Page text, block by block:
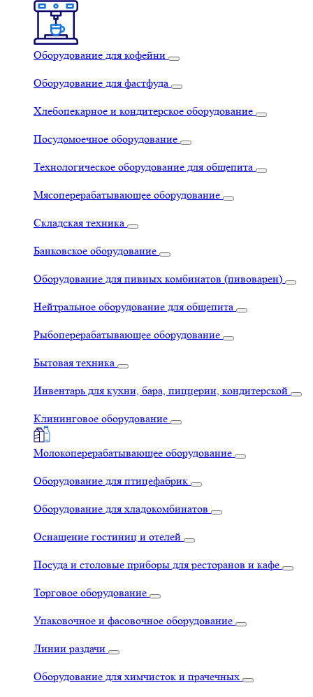
Оборудование для кофейни
Оборудование для фастфуда
Хлебопекарное и кондитерское оборудование
Посудомоечное оборудование
Технологическое оборудование для общепита
Мясоперерабатывающее оборудование
Складская техника
Банковское оборудование
Оборудование для пивных комбинатов (пивоварен)
Нейтральное оборудование для общепита
Рыбоперерабатывающее оборудование
Бытовая техника
Инвентарь для кухни, бара, пиццерии, кондитерской
Клининговое оборудование
Молокоперерабатывающее оборудование
Оборудование для птицефабрик
Оборудование для хладокомбинатов
Оснащение гостиниц и отелей
Посуда и столовые приборы для ресторанов и кафе
Торговое оборудование
Упаковочное и фасовочное оборудование
Линии раздачи
Оборудование для химчисток и прачечных